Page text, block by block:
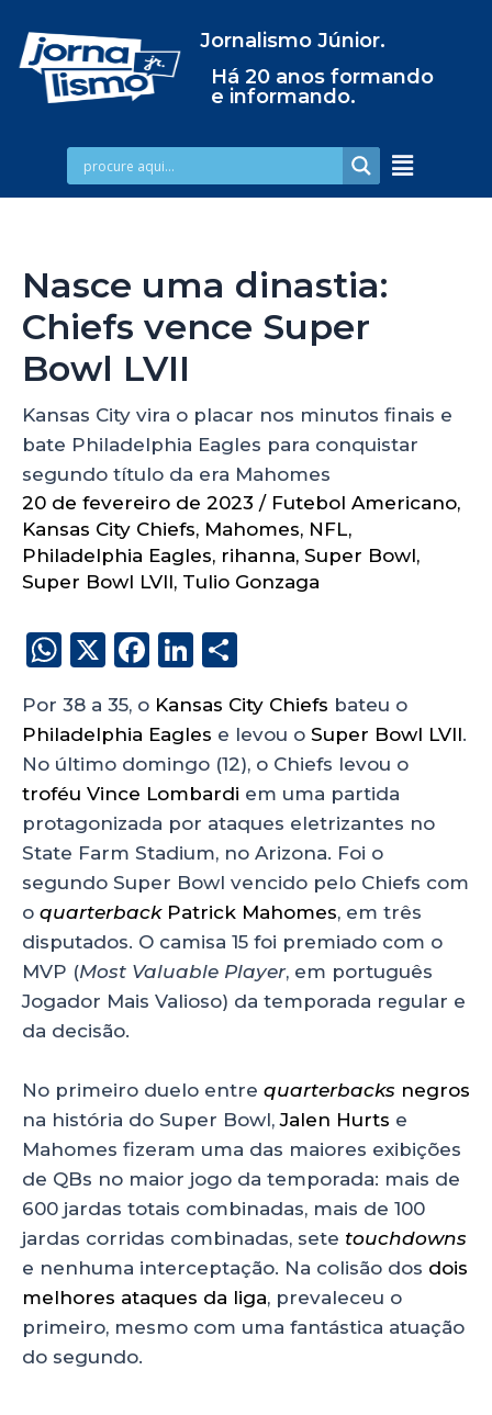
Jornalismo Júnior.
Há 20 anos formando
e informando.
Nasce uma dinastia:
Chiefs vence Super
Bowl LVII
Kansas City vira o placar nos minutos finais e
bate Philadelphia Eagles para conquistar
segundo título da era Mahomes
20 de fevereiro de 2023 / Futebol Americano,
Kansas City Chiefs, Mahomes, NFL,
Philadelphia Eagles, rihanna, Super Bowl,
Super Bowl LVII, Tulio Gonzaga
W
a
ts
A
p
p
X
F
c
e
b
o
o
k
Li
k
e
dI
n
a
re
Por 38 a 35, o Kansas City Chiefs bateu o
Philadelphia Eagles e levou o Super Bowl LVII.
No último domingo (12), o Chiefs levou o
troféu Vince Lombardi em uma partida
protagonizada por ataques eletrizantes no
State Farm Stadium, no Arizona. Foi o
segundo Super Bowl vencido pelo Chiefs com
o quarterback Patrick Mahomes, em três
disputados. O camisa 15 foi premiado com o
MVP (Most Valuable Player, em português
Jogador Mais Valioso) da temporada regular e
da decisão.
No primeiro duelo entre quarterbacks negros
na história do Super Bowl,Jalen Hurts e
Mahomes fizeram uma das maiores exibições
de QBs no maior jogo da temporada: mais de
600 jardas totais combinadas, mais de 100
jardas corridas combinadas, sete touchdowns
e nenhuma interceptação. Na colisão dos dois
melhores ataques da liga, prevaleceu o
primeiro, mesmo com uma fantástica atuação
do segundo.